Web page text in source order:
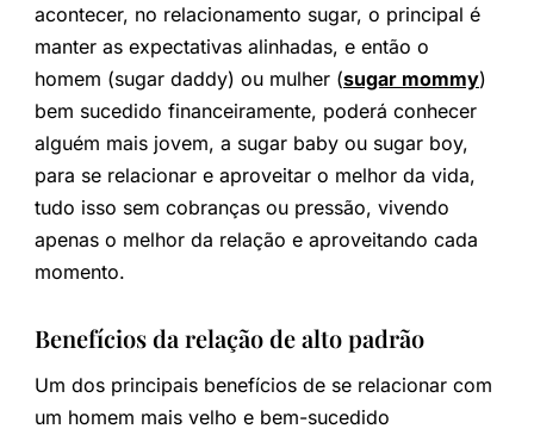
acontecer, no relacionamento sugar, o principal é
manter as expectativas alinhadas, e então o
homem (sugar daddy) ou mulher (sugar mommy)
bem sucedido financeiramente, poderá conhecer
alguém mais jovem, a sugar baby ou sugar boy,
para se relacionar e aproveitar o melhor da vida,
tudo isso sem cobranças ou pressão, vivendo
apenas o melhor da relação e aproveitando cada
momento.
Benefícios da relação de alto padrão
Um dos principais benefícios de se relacionar com
um homem mais velho e bem-sucedido